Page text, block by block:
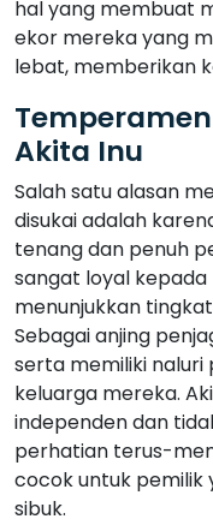
hal yang membuat
ekor mereka yang
lebat, memberikan
Akita Inu
Salah satu alasan
disukai adalah
tenang dan penuh
sangat loyal kepada
menunjukkan
Sebagai anjing
serta memiliki
keluarga mereka.
independen dan
perhatian terus-
cocok untuk pemilik
sibuk.